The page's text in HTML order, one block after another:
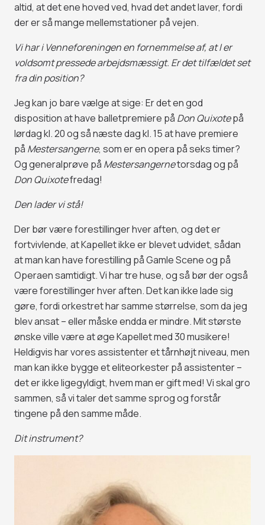
altid, at det ene hoved ved, hvad det andet laver, fordi
der er så mange mellemstationer på vejen.
Vi har i Venneforeningen en fornemmelse af, at I er
voldsomt pressede arbejdsmæssigt. Er det tilfældet set
fra din position?
Jeg kan jo bare vælge at sige: Er det en god
disposition at have balletpremiere på Don Quixotepå
lørdag kl. 20 og så næste dag kl. 15 at have premiere
på Mestersangerne, som er en opera på seks timer?
Og generalprøve på Mestersangernetorsdag og på
Don Quixotefredag!
Den lader vi stå!
Der bør være forestillinger hver aften, og det er
fortvivlende, at Kapellet ikke er blevet udvidet, sådan
at man kan have forestilling på Gamle Scene og på
Operaen samtidigt. Vi har tre huse, og så bør der også
være forestillinger hver aften. Det kan ikke lade sig
gøre, fordi orkestret har samme størrelse, som da jeg
blev ansat – eller måske endda er mindre. Mit største
ønske ville være at øge Kapellet med 30 musikere!
Heldigvis har vores assistenter et tårnhøjt niveau, men
man kan ikke bygge et eliteorkester på assistenter –
det er ikke ligegyldigt, hvem man er gift med! Vi skal gro
sammen, så vi taler det samme sprog og forstår
tingene på den samme måde.
Dit instrument?